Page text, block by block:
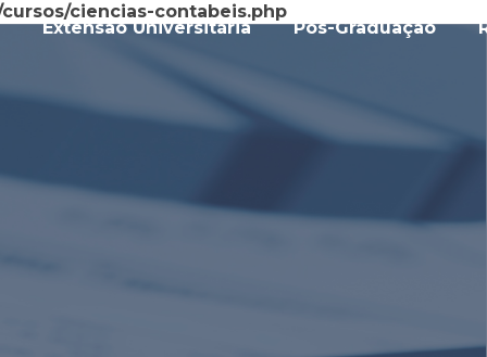
Extensão Universitária Pós-Graduação
ciencias-contabeis.php